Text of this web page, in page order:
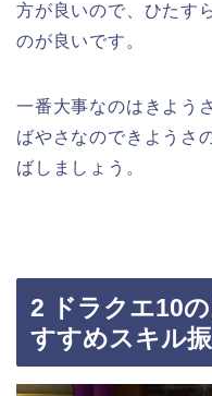
方が良いので、ひたす
のが良いです。
一番大事なのはきよう
ばやさなのできようさ
ばしましょう。
2 ドラクエ10
すすめスキル振